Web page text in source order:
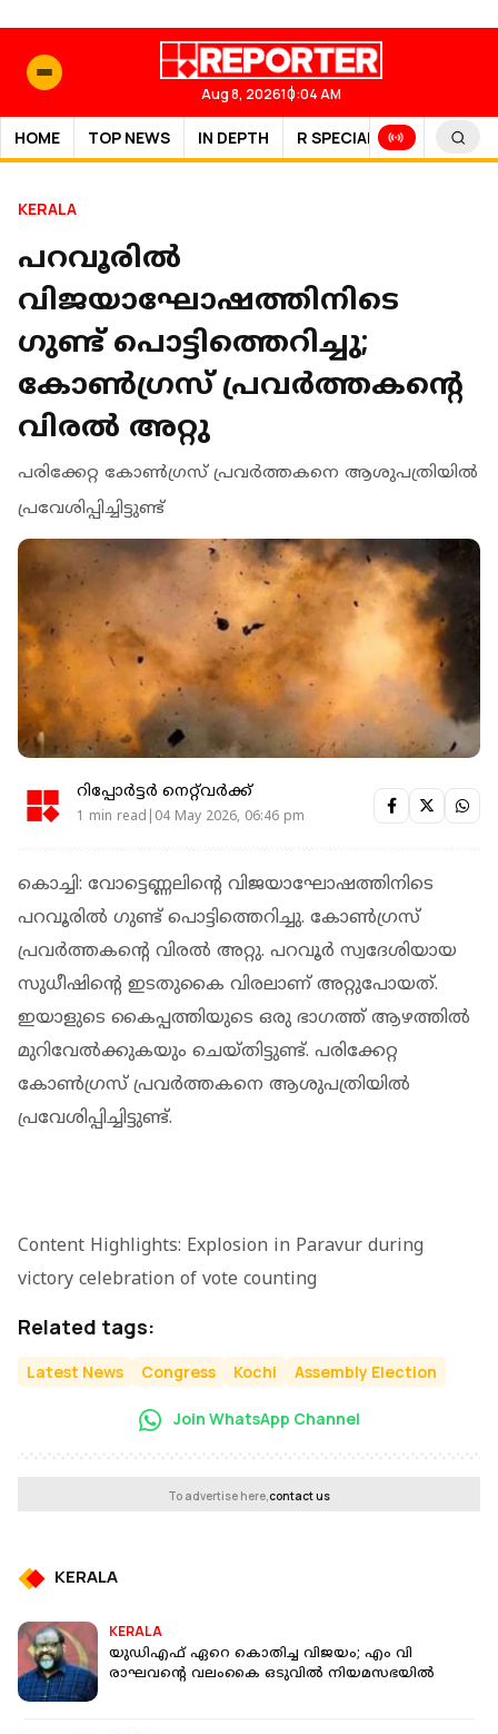
Aug 8, 202610:04 AM
HOME TOP NEWS IN DEPTH R SPECIAL SPORTS
KERALA
പറവൂരില്‍
വിജയാഘോഷത്തിനിടെ
ഗുണ്ട് പൊട്ടിത്തെറിച്ചു;
കോണ്‍ഗ്രസ് പ്രവര്‍ത്തകന്റെ
വിരല്‍ അറ്റു
പരിക്കേറ്റ കോണ്‍ഗ്രസ് പ്രവര്‍ത്തകനെ ആശുപത്രിയില്‍
പ്രവേശിപ്പിച്ചിട്ടുണ്ട്
റിപ്പോർട്ടർ നെറ്റ്‌വര്‍ക്ക്‌
1 min read|04 May 2026, 06:46 pm
കൊച്ചി: വോട്ടെണ്ണലിന്റെ വിജയാഘോഷത്തിനിടെ
പറവൂരില്‍ ഗുണ്ട് പൊട്ടിത്തെറിച്ചു. കോണ്‍ഗ്രസ്
പ്രവര്‍ത്തകന്റെ വിരല്‍ അറ്റു. പറവൂര്‍ സ്വദേശിയായ
സുധീഷിന്റെ ഇടതുകൈ വിരലാണ് അറ്റുപോയത്.
ഇയാളുടെ കൈപ്പത്തിയുടെ ഒരു ഭാഗത്ത് ആഴത്തില്‍
മുറിവേല്‍ക്കുകയും ചെയ്തിട്ടുണ്ട്. പരിക്കേറ്റ
കോണ്‍ഗ്രസ് പ്രവര്‍ത്തകനെ ആശുപത്രിയില്‍
പ്രവേശിപ്പിച്ചിട്ടുണ്ട്.
Content Highlights: Explosion in Paravur during
victory celebration of vote counting
Related tags:
Latest News Congress Kochi Assembly Election
Join WhatsApp Channel
To advertise here,contact us
KERALA
KERALA
യുഡിഎഫ് ഏറെ കൊതിച്ച വിജയം; എം വി
രാഘവൻ്റെ വലംകൈ ഒടുവിൽ നിയമസഭയിൽ